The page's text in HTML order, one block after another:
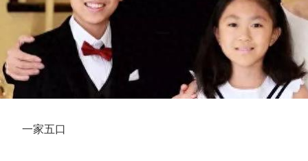
一家五口